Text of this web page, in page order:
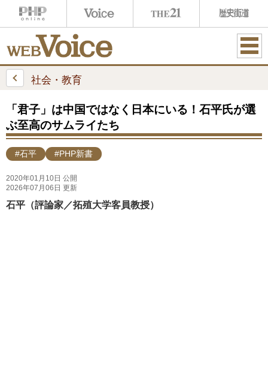
ME
社会・教育
「君子」は中国ではなく日本にいる！石平氏が選
ぶ至高のサムライたち
#石平 #PHP新書
2020年01月10日 公開
2026年07月06日 更新
石平（評論家／拓殖大学客員教授）